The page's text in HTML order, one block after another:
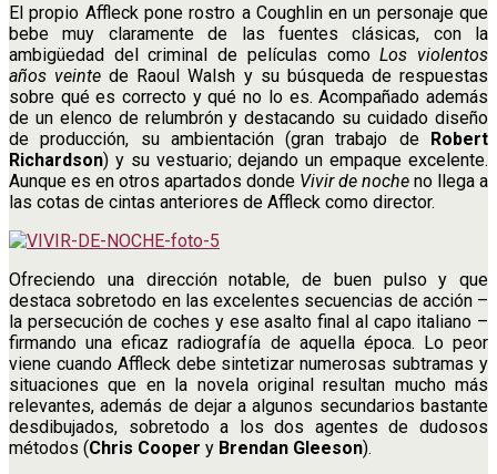
El propio Affleck pone rostro a Coughlin en un personaje que
bebe muy claramente de las fuentes clásicas, con la
ambigüedad del criminal de películas comoLos violentos
años veinte de Raoul Walsh y su búsqueda de respuestas
sobre qué es correcto y qué no lo es. Acompañado además
de un elenco de relumbrón y destacando su cuidado diseño
de producción, su ambientación (gran trabajo de Robert
Richardson) y su vestuario; dejando un empaque excelente.
Aunque es en otros apartados donde Vivir de noche no llega a
las cotas de cintas anteriores de Affleck como director.
Ofreciendo una dirección notable, de buen pulso y que
destaca sobretodo en las excelentes secuencias de acción –
la persecución de coches y ese asalto final al capo italiano –
firmando una eficaz radiografía de aquella época. Lo peor
viene cuando Affleck debe sintetizar numerosas subtramas y
situaciones que en la novela original resultan mucho más
relevantes, además de dejar a algunos secundarios bastante
desdibujados, sobretodo a los dos agentes de dudosos
métodos (Chris Cooper y Brendan Gleeson).